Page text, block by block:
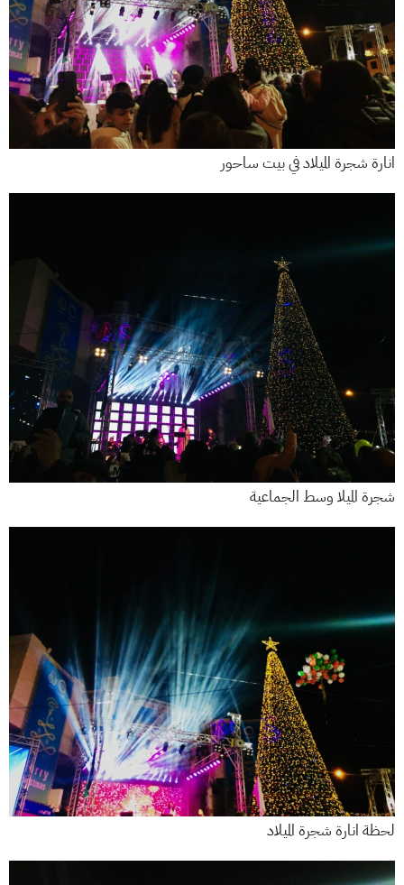
انارة شجرة الميلاد في بيت ساحور
شجرة الميلا وسط الجماعية
لحظة انارة شجرة الميلاد